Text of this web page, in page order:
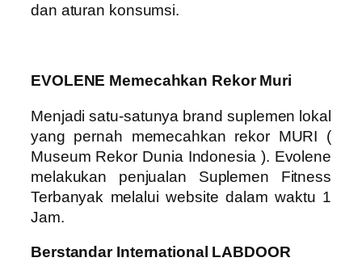
dan aturan konsumsi.
EVOLENE Memecahkan Rekor Muri
Menjadi satu-satunya brand suplemen lokal
yang pernah memecahkan rekor MURI (
Museum Rekor Dunia Indonesia ). Evolene
melakukan penjualan Suplemen Fitness
Terbanyak melalui website dalam waktu 1
Jam.
Berstandar International LABDOOR